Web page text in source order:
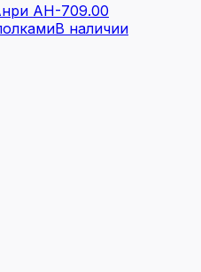
АН-709.00
В наличии